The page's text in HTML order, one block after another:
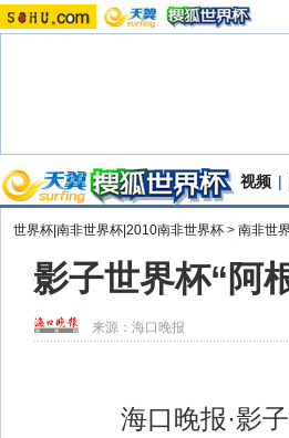
视频 |
世界杯|南非世界杯|2010南非世界杯 > 南非世
影子世界杯“阿
来源：海口晚报
海口晚报·影子